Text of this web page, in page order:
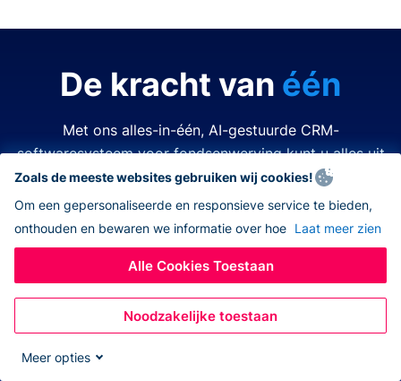
De kracht van één
Met ons alles-in-één, AI-gestuurde CRM-
softwaresysteem voor fondsenwerving kunt u alles uit
de kast halen.
Tijd is kostbaar. Middelen zijn beperkt. Het laatste wat
u wilt doen is een van beide verspillen. Donorbox
nonprofit CRM-software vereenvoudigt en verbetert
elk aspect van fondsenwerving, zodat u alles kunt
doen – allemaal op hetzelfde platform. Nooit meer
wisselen tussen verschillende apps, navigeren naar
Zoals de meeste websites gebruiken wij cookies!
Om een gepersonaliseerde en responsieve service te bieden,
onthouden en bewaren we informatie over hoe Laat meer zien
Alle Cookies Toestaan
Noodzakelijke toestaan
Meer opties